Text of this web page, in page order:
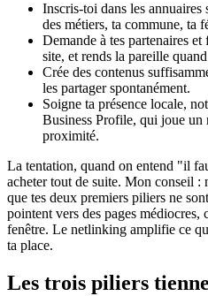
Inscris-toi dans les
des métiers, ta commune, ta
Demande à tes partenaires
site, et rends la pareille
Crée des contenus
les partager spontanément.
Soigne ta présence locale,
Business Profile, qui joue un
proximité.
La tentation, quand on entend "il
acheter tout de suite. Mon conseil :
que tes deux premiers piliers ne
pointent vers des pages médiocres,
fenêtre. Le netlinking amplifie ce
ta place.
Les trois piliers